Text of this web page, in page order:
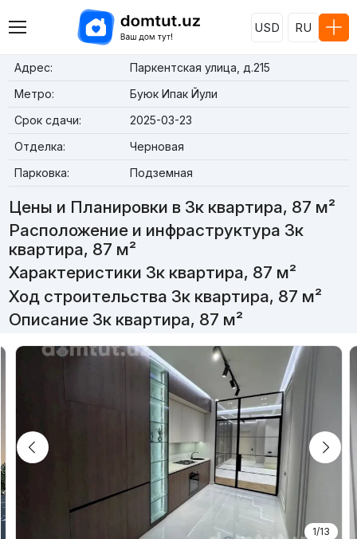
USD RU
Адрес:
Паркентская улица, д.215
Метро:
Буюк Ипак Йули
Срок сдачи:
2025-03-23
Отделка:
Черновая
Парковка:
Подземная
Цены и Планировки в 3к квартира, 87 м²
Расположение и инфраструктура 3к
квартира, 87 м²
Характеристики 3к квартира, 87 м²
Ход строительства 3к квартира, 87 м²
Описание 3к квартира, 87 м²
1/13